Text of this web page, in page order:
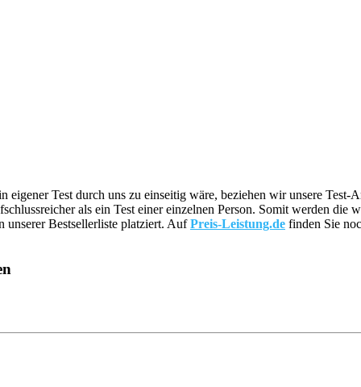
eigener Test durch uns zu einseitig wäre, beziehen wir unsere Test-
als ein Test einer einzelnen Person. Somit werden die
unserer Bestsellerliste platziert. AufPreis-Leistung.de finden Sie